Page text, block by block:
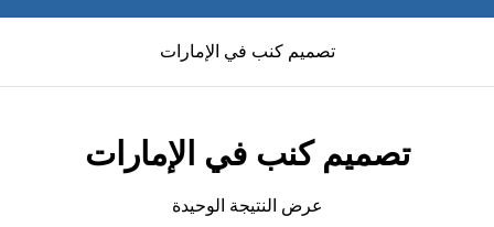
تصميم كنب في الإمارات
تصميم كنب في الإمارات
عرض النتيجة الوحيدة